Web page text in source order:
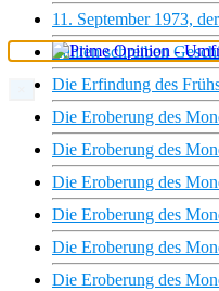
11. September 1973,
Zahlen schreiben
Die Erfindung des
Die Eroberung des
Die Eroberung des
Die Eroberung des
Die Eroberung des
Die Eroberung des
Die Eroberung des